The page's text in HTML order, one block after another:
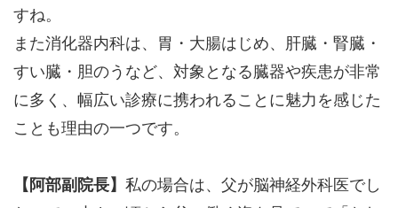
すね。
また消化器内科は、胃・大腸はじめ、肝臓・腎臓・
すい臓・胆のうなど、対象となる臓器や疾患が非常
に多く、幅広い診療に携われることに魅力を感じた
ことも理由の一つです。
【阿部副院長】 私の場合は、父が脳神経外科医でし